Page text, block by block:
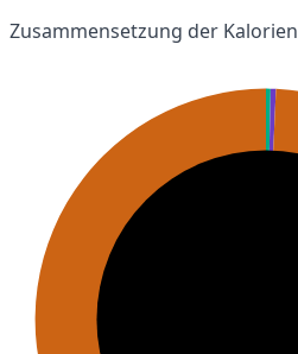
Zusammensetzung der Kalorien